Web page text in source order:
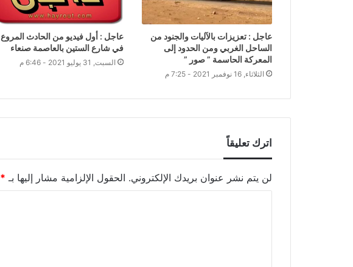
عاجل : تعزيزات بالآليات والجنود من
الساحل الغربي ومن الحدود إلى
المعركة الحاسمة ” صور ”
الثلاثاء, 16 نوفمبر 2021 - 7:25 م
عاجل : أول فيديو من الحادث المروع
في شارع الستين بالعاصمة صنعاء
السبت, 31 يوليو 2021 - 6:46 م
اترك تعليقاً
لن يتم نشر عنوان بريدك الإلكتروني. الحقول الإلزامية مشار إليها بـ *